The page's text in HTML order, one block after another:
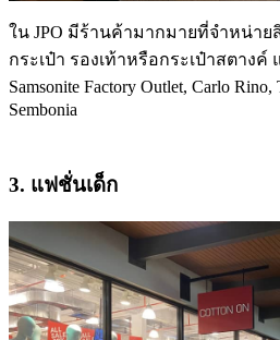
ใน JPO มีร้านค้ามากมายที่จำหน่า
กระเป๋า รองเท้าหรือกระเป๋าสตางค์
Samsonite Factory Outlet, Carlo
Sembonia
3. แฟชั่นเด็ก